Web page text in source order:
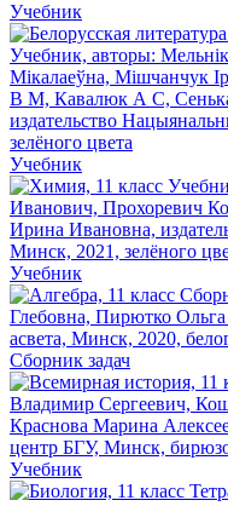
Учебник
Учебник
Учебник
Сборник задач
Учебник